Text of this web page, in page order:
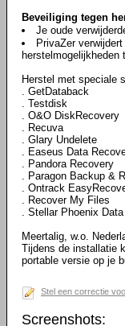
Beveiliging tegen
Je oude
PrivaZer
herstelmogelijkheden
Herstel met speciale
. GetDataback
. Testdisk
. O&O DiskRecovery
. Recuva
. Glary Undelete
. Easeus Data
. Pandora Recovery
. Paragon Backup &
. Ontrack
. Recover My Files
. Stellar Phoenix
Meertalig, w.o.
Tijdens de installatie
portable versie op je
Stel een correctie
Screenshots: